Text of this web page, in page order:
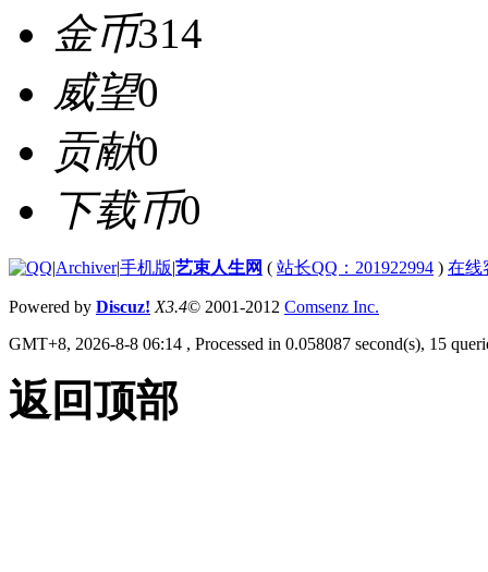
金币314
威望0
贡献0
下载币0
|Archiver|手机版|艺束人生网 ( 站长QQ：201922994 ) 在线
Powered by Discuz! X3.4© 2001-2012 Comsenz Inc.
GMT+8, 2026-8-8 06:14 , Processed in 0.058087 second(s), 15
返回顶部